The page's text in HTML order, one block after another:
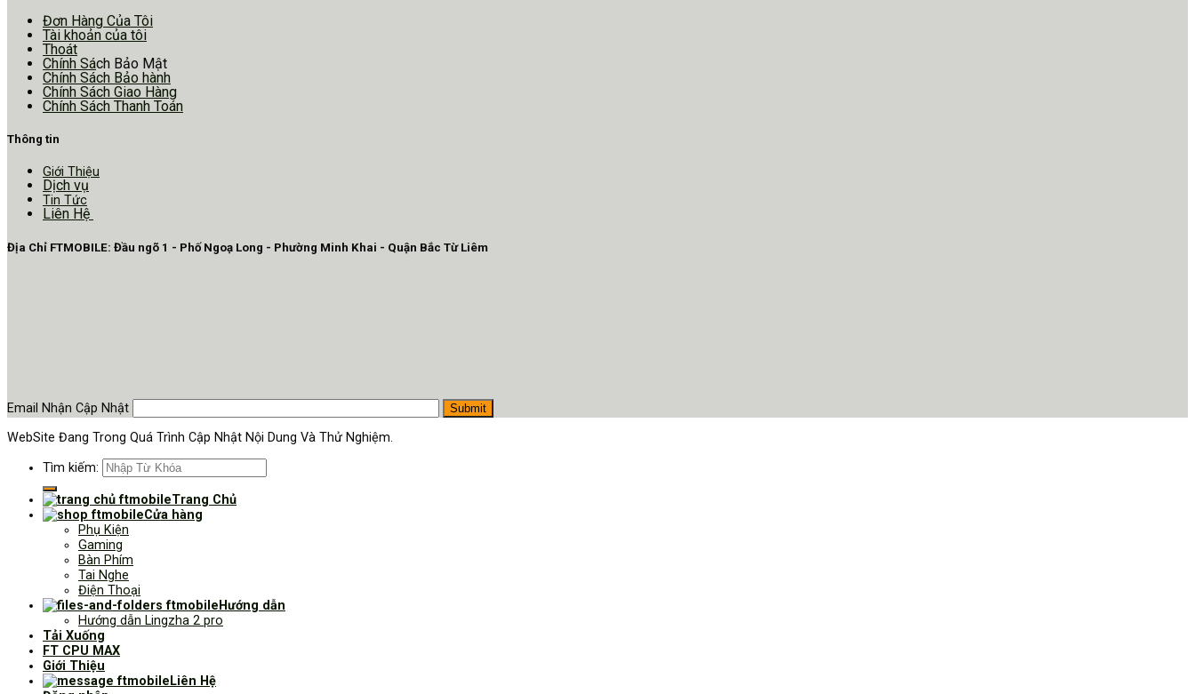
Đơn Hàng Của Tôi
Tài khoản của tôi
Thoát
Chính Sách Bảo Mật
Chính Sách Bảo hành
Chính Sách Giao Hàng
Chính Sách Thanh Toán
Thông tin
Giới Thiệu
Dịch vụ
Tin Tức
Liên Hệ
Địa Chỉ FTMOBILE: Đầu ngõ 1 - Phố Ngoạ Long - Phường Minh Khai - Quận Bắc Từ Liêm
Email Nhận Cập Nhật
WebSite Đang Trong Quá Trình Cập Nhật Nội Dung Và Thử Nghiệm.
Tìm kiếm:
Trang Chủ
Cửa hàng
Phụ Kiện
Gaming
Bàn Phím
Tai Nghe
Điện Thoại
Hướng dẫn
Hướng dẫn Lingzha 2 pro
Tải Xuống
FT CPU MAX
Giới Thiệu
Liên Hệ